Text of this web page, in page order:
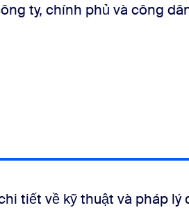
ty, chính phủ và công
tiết về kỹ thuật và pháp